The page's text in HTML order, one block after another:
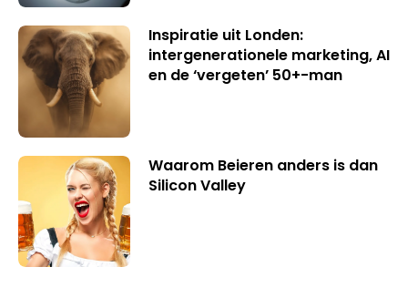
Inspiratie uit Londen:
intergenerationele marketing, AI
en de ‘vergeten’ 50+-man
Waarom Beieren anders is dan
Silicon Valley